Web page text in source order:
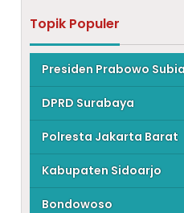
Topik Populer
Presiden Prabowo
DPRD Surabaya
Polresta Jakarta Barat
Kabupaten Sidoarjo
Bondowoso